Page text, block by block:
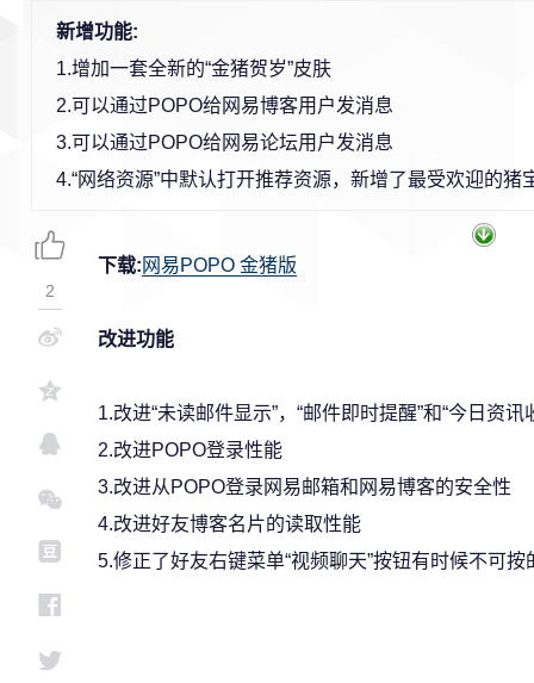
新增功能:
1.增加一套全新的“金猪贺岁”皮肤
2.可以通过POPO给网易博客用户发消息
3.可以通过POPO给网易论坛用户发消息
4.“网络资源”中默认打开推荐资源，新增了最受欢迎的猪
下载: 网易POPO 金猪版
改进功能
1.改进“未读邮件显示”，“邮件即时提醒”和“今日资讯
2.改进POPO登录性能
3.改进从POPO登录网易邮箱和网易博客的安全性
4.改进好友博客名片的读取性能
5.修正了好友右键菜单“视频聊天”按钮有时候不可按
2